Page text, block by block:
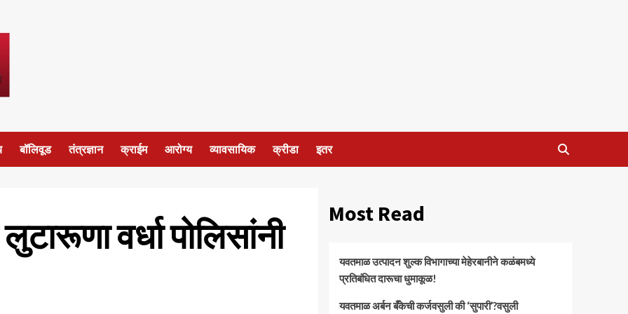
बॉलिवूड तंत्रज्ञान क्राईम आरोग्य व्यावसायिक क्रीडा इतर
वर्धा पोलिसांनी
Most Read
यवतमाळ उत्पादन शुल्क विभागाच्या मेहेरबानीने कळंबमध्ये
प्रतिबंधित दारूचा धुमाकूळ!
​यवतमाळ अर्बन बँकेची कर्जवसुली की ‘सुपारी’?वसुली